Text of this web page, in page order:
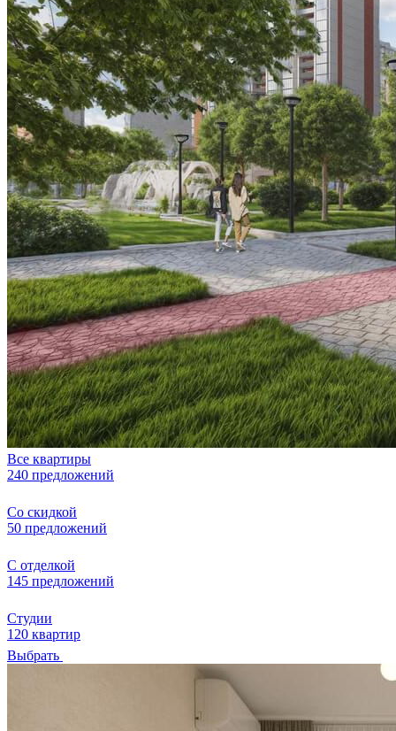
Все квартиры
240 предложений
Со скидкой
50 предложений
С отделкой
145 предложений
Студии
120 квартир
Выбрать